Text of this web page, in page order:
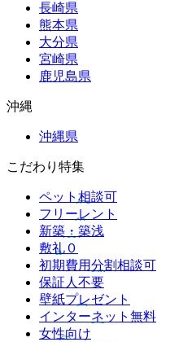
長崎県
熊本県
大分県
宮崎県
鹿児島県
沖縄
沖縄県
こだわり特集
ペット相談可
フリーレント
新築・築浅
敷礼０
初期費用分割相談可
保証人不要
壁紙プレゼント
インターネット無料
女性向け